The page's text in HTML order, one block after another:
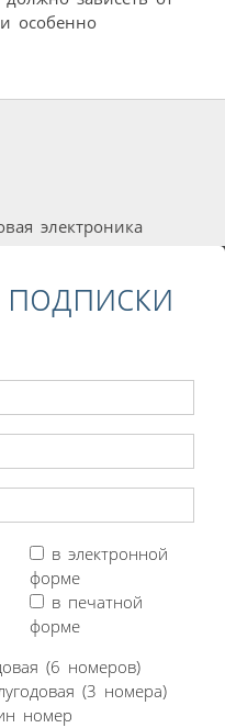
особенно
электроника
в электронной
форме
в печатной
форме
(6 номеров)
(3 номера)
номер